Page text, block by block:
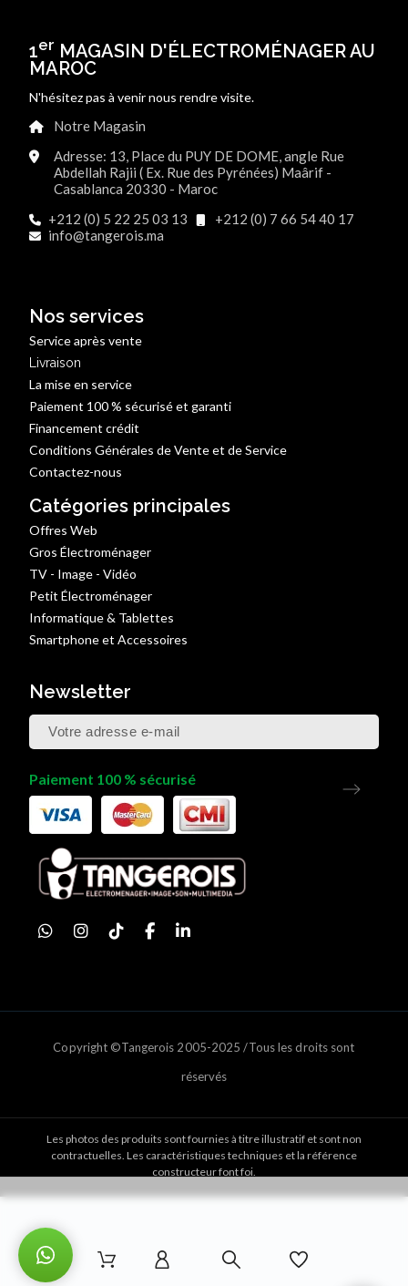
1er MAGASIN D'ÉLECTROMÉNAGER AU
MAROC
N'hésitez pas à venir nous rendre visite.
Notre Magasin
Adresse: 13, Place du PUY DE DOME, angle Rue
Abdellah Rajii ( Ex. Rue des Pyrénées) Maârif -
Casablanca 20330 - Maroc
+212 (0) 5 22 25 03 13
+212 (0) 7 66 54 40 17
info@tangerois.ma
Nos services
Service après vente
Livraison
La mise en service
Paiement 100 % sécurisé et garanti
Financement crédit
Conditions Générales de Vente et de Service
Contactez-nous
Catégories principales
Offres Web
Gros Électroménager
TV - Image - Vidéo
Petit Électroménager
Informatique & Tablettes
Smartphone et Accessoires
Newsletter
Paiement 100 % sécurisé
Copyright ©Tangerois 2005-2025 /Tous les droits sont
réservés
Les photos des produits sont fournies à titre illustratif et sont non
contractuelles. Les caractéristiques techniques et la référence
constructeur font foi.